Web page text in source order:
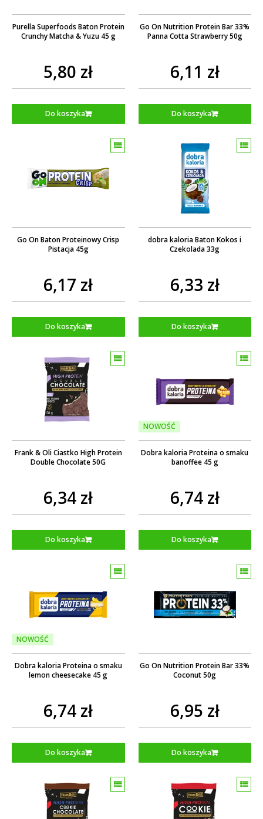
Purella Superfoods Baton Protein
Crunchy Matcha & Yuzu 45 g
5,80 zł
Do koszyka
Go On Nutrition Protein Bar 33%
Panna Cotta Strawberry 50g
6,11 zł
Do koszyka
Go On Baton Proteinowy Crisp
Pistacja 45g
6,17 zł
Do koszyka
dobra kaloria Baton Kokos i
Czekolada 33g
6,33 zł
Do koszyka
Frank & Oli Ciastko High Protein
Double Chocolate 50G
6,34 zł
Do koszyka
NOWOŚĆ
Dobra kaloria Proteina o smaku
banoffee 45 g
6,74 zł
Do koszyka
NOWOŚĆ
Dobra kaloria Proteina o smaku
lemon cheesecake 45 g
6,74 zł
Do koszyka
Go On Nutrition Protein Bar 33%
Coconut 50g
6,95 zł
Do koszyka